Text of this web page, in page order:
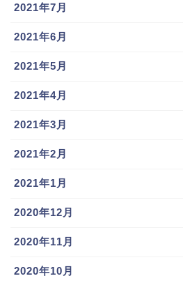
2021年7月
2021年6月
2021年5月
2021年4月
2021年3月
2021年2月
2021年1月
2020年12月
2020年11月
2020年10月